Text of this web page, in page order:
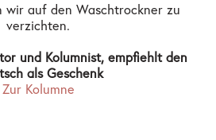
wir auf den Waschtrockner zu
verzichten.
und Kolumnist, empfiehlt den
als Geschenk
Zur Kolumne